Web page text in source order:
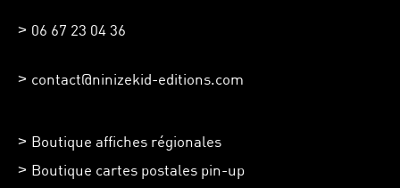
06 67 23 04 36
contact@ninizekid-editions.com
Boutique affiches régionales
Boutique cartes postales pin-up